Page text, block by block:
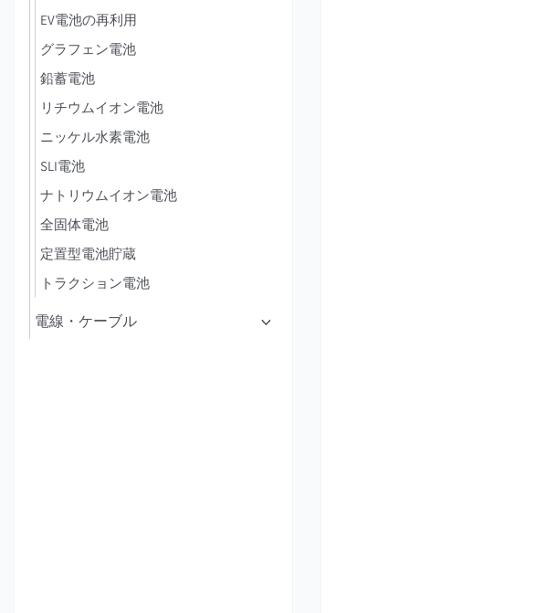
EV電池の再利用
グラフェン電池
鉛蓄電池
リチウムイオン電池
ニッケル水素電池
SLI電池
ナトリウムイオン電池
全固体電池
定置型電池貯蔵
トラクション電池
電線・ケーブル